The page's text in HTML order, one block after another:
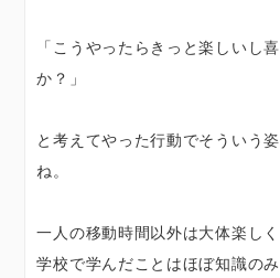
「こうやったらきっと楽しいし
か？」
と考えてやった行動でそういう
ね。
一人の移動時間以外は大体楽し
学校で学んだことはほぼ知識の